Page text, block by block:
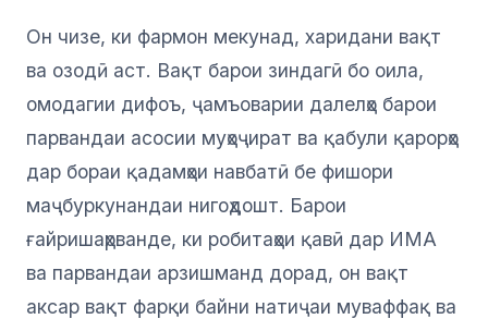
Он чизе, ки фармон мекунад, харидани вақт
ва озодӣ аст. Вақт барои зиндагӣ бо оила,
омодагии дифоъ, ҷамъоварии далелҳо барои
парвандаи асосии муҳоҷират ва қабули қарорҳо
дар бораи қадамҳои навбатӣ бе фишори
маҷбуркунандаи нигоҳдошт. Барои
ғайришаҳрванде, ки робитаҳои қавӣ дар ИМА
ва парвандаи арзишманд дорад, он вақт
аксар вақт фарқи байни натиҷаи муваффақ ва